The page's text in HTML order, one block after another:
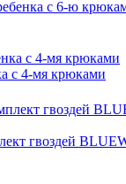
с 6-ю
с 4-мя крюками
гвоздей